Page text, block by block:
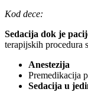
Kod dece:
Sedacija dok je
terapijskih procedura
Anestezija
Premedikacija
Sedacija u